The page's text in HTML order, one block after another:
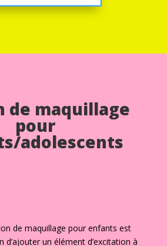
de maquillage
pour
adolescents
de maquillage pour enfants est
d’ajouter un élément d’excitation à